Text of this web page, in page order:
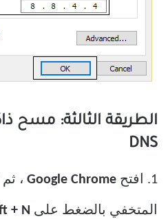
الطريقة الثالثة: مسح
DNS
1. افتح ،
المتخفي بالضغط على